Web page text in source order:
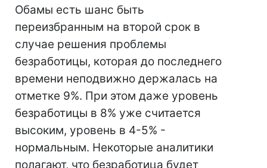
Обамы есть шанс быть
переизбранным на второй срок в
случае решения проблемы
безработицы, которая до последнего
времени неподвижно держалась на
отметке 9%. При этом даже уровень
безработицы в 8% уже считается
высоким, уровень в 4-5% -
нормальным. Некоторые аналитики
полагают, что безработица будет